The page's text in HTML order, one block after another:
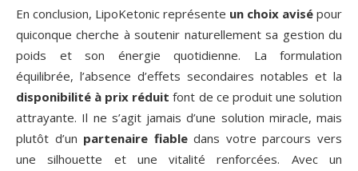
En conclusion, LipoKetonic représente un choix avisé pour
quiconque cherche à soutenir naturellement sa gestion du
poids et son énergie quotidienne. La formulation
équilibrée, l’absence d’effets secondaires notables et la
disponibilité à prix réduit font de ce produit une solution
attrayante. Il ne s’agit jamais d’une solution miracle, mais
plutôt d’un partenaire fiabledans votre parcours vers
une silhouette et une vitalité renforcées. Avec un